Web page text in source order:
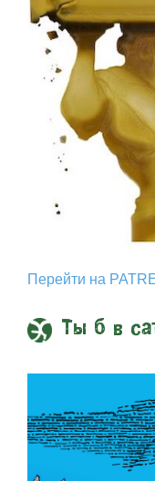
Перейти на
Ты б в